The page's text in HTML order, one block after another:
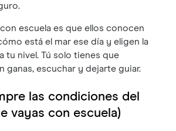
escuela es que ellos conocen
está el mar ese día y eligen la
tu nivel. Tú solo tienes que
ganas, escuchar y dejarte guiar.
las condiciones del
vayas con escuela)